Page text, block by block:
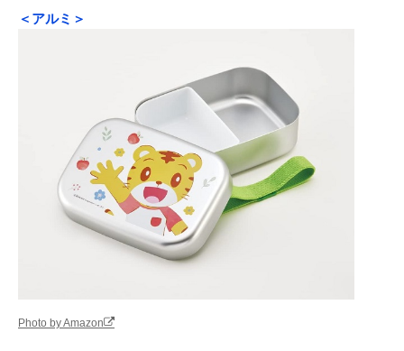
＜アルミ＞
Photo by Amazon